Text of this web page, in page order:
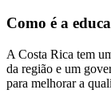
Como é a
A Costa Rica tem
da região e um
para melhorar a